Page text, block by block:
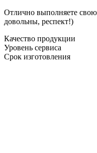
Отлично выполняете свою
довольны, респект!)
Качество продукции
Уровень сервиса
Срок изготовления